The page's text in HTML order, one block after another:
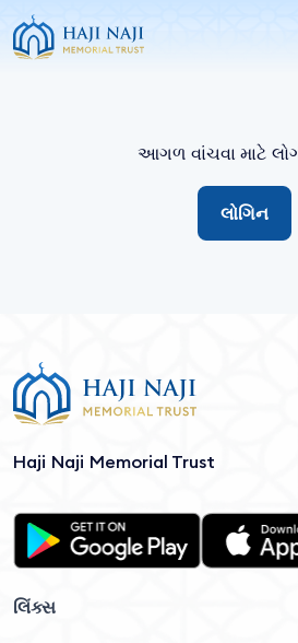
આગળ વાંચવા માટે
લોગિન
Haji Naji Memorial Trust
લિંક્સ